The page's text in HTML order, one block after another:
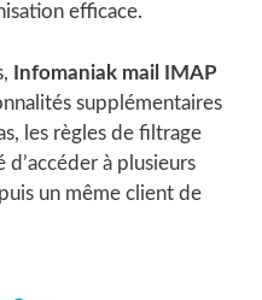
efficace.
Infomaniak mail IMAP
supplémentaires
les règles de filtrage
à plusieurs
un même client de